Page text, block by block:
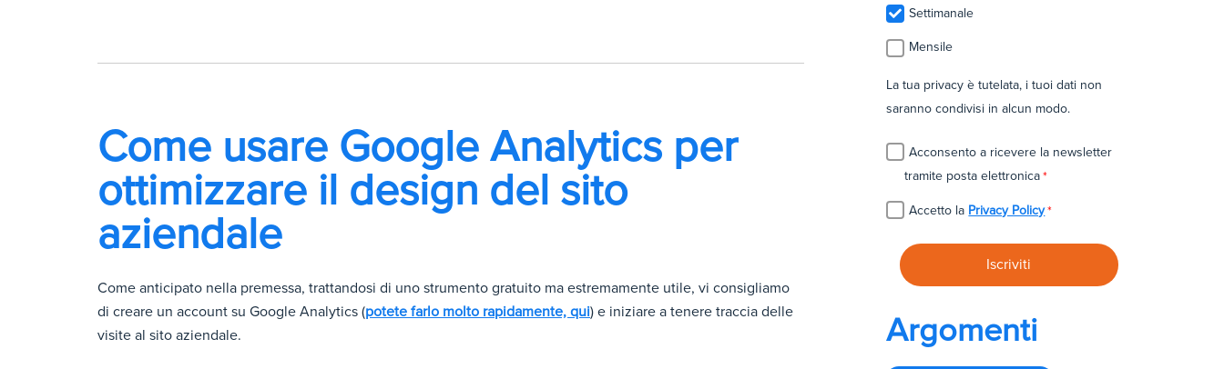
Come usare Google Analytics per
ottimizzare il design del sito
aziendale
Come anticipato nella premessa, trattandosi di uno strumento gratuito ma estremamente utile, vi consigliamo
di creare un account su Google Analytics (potete farlo molto rapidamente, qui) e iniziare a tenere traccia delle
visite al sito aziendale.
Settimanale
Mensile
La tua privacy è tutelata, i tuoi dati non
saranno condivisi in alcun modo.
Acconsento a ricevere la newsletter
tramite posta elettronica*
Accetto la Privacy Policy*
Argomenti